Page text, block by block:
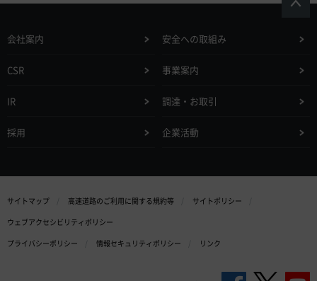
会社案内 安全への取組み
CSR 事業案内
IR 調達・お取引
採用 企業活動
サイトマップ 高速道路のご利用に関する規約等
サイトポリシー
ウェブアクセシビリティポリシー
プライバシーポリシー
情報セキュリティポリシー リンク